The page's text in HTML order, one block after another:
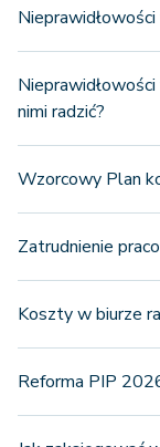
nimi radzić?
Wzorcowy Plan
Zatrudnienie
Koszty w biurze
Reforma PIP